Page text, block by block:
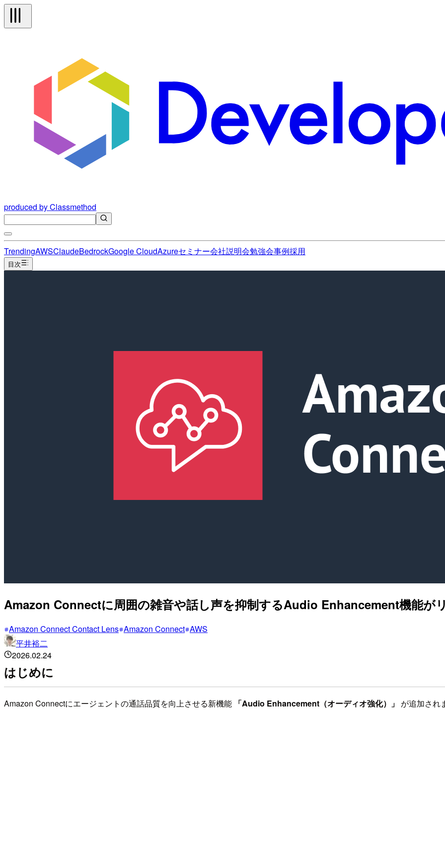
produced by Classmethod
TrendingAWSClaudeBedrockGoogle CloudAzureセミナー会社説明会勉強会事例採用
目次
Amazon Connectに周囲の雑音や話し声を抑制するAudio Enhancement機能が
Amazon Connect Contact Lens Amazon Connect AWS
平井裕二
2026.02.24
はじめに
Amazon Connectにエージェントの通話品質を向上させる新機能 「Audio Enhancement（オーディオ強化）」 が追加され